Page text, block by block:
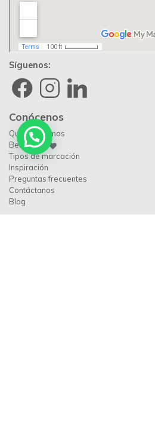
Síguenos:
Conócenos
Quiénes somos
Beneficios
Tipos de marcación
Inspiración
Preguntas frecuentes
Contáctanos
Blog